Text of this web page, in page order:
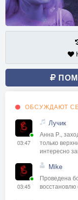
ОБСУЖДАЮТ
03:47
Лучик
Анна Р.,
только
интересно
03:45
Mike
Проведена